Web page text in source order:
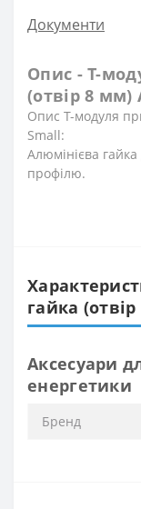
Документи
Опис - T-
(отвір 8 мм)
Опис T-модуля
Small:
Алюмінієва
профілю.
гайка
Аксесуари
енергетики
Бренд